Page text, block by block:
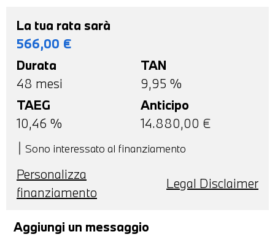
La tua rata sarà
566,00 €
Durata
48 mesi
TAN
9,95 %
TAEG
10,46 %
Anticipo
14.880,00 €
Sono interessato al finanziamento
Personalizza
finanziamento
Legal Disclaimer
Aggiungi un messaggio